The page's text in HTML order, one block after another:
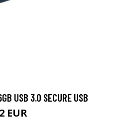
USB 3.0 SECURE USB
EUR